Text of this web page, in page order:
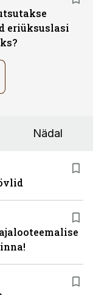
eriüksuslasi
Nädal